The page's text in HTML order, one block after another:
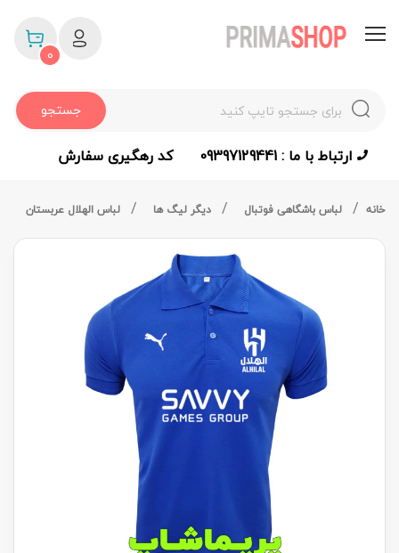
جستجو
0
ارتباط با ما : 09397129441 کد رهگیری سفارش
خانه لباس باشگاهی فوتبال دیگر لیگ ها لباس الهلال عربستان